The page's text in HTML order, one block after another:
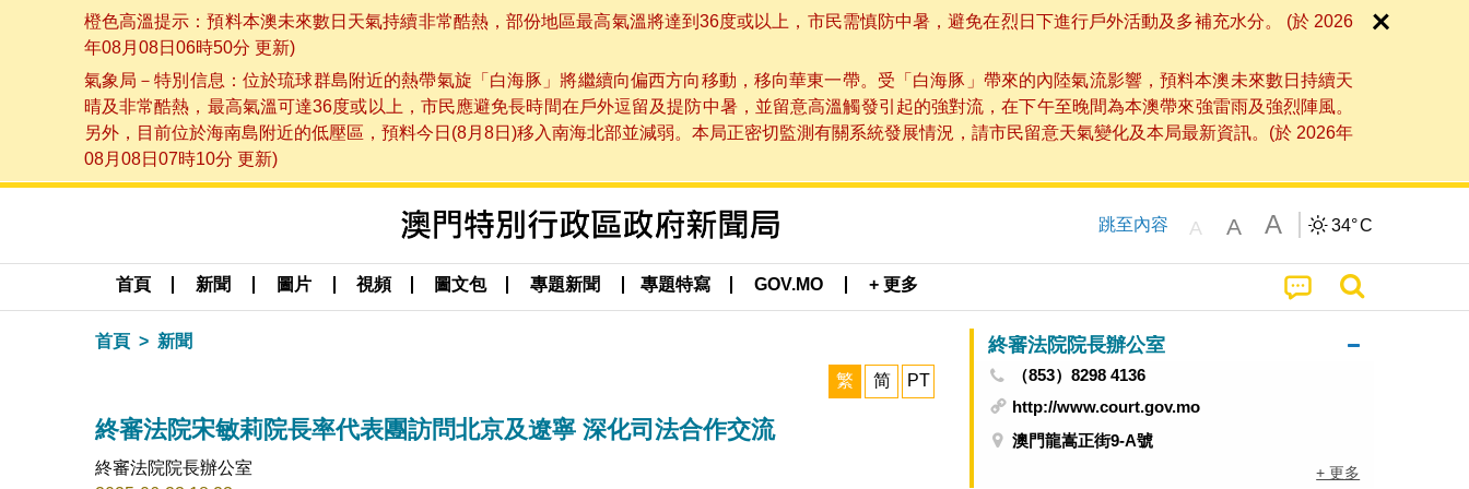
橙色高溫提示：預料本澳未來數日天氣持續非常酷熱，部份地區最高氣溫將達到36度或以上，市民需慎防中暑，避免在烈日下進行戶外活動及多補充水分。 (於 2026
年08月08日06時50分 更新)
氣象局－特別信息：位於琉球群島附近的熱帶氣旋「白海豚」將繼續向偏西方向移動，移向華東一帶。受「白海豚」帶來的內陸氣流影響，預料本澳未來數日持續天
晴及非常酷熱，最高氣溫可達36度或以上，市民應避免長時間在戶外逗留及提防中暑，並留意高溫觸發引起的強對流，在下午至晚間為本澳帶來強雷雨及強烈陣風。
另外，目前位於海南島附近的低壓區，預料今日(8月8日)移入南海北部並減弱。本局正密切監測有關系統發展情況，請市民留意天氣變化及本局最新資訊。(於 2026年
08月08日07時10分 更新)
跳至內容 A A A 34°C
首頁 新聞 圖片 視頻 圖文包 專題新聞 專題特寫 GOV.MO + 更多
首頁 新聞
繁 简 PT
終審法院宋敏莉院長率代表團訪問北京及遼寧 深化司法合作交流
終審法院院長辦公室
終審法院院長辦公室
（853）8298 4136
http://www.court.gov.mo
澳門龍嵩正街9-A號
+ 更多